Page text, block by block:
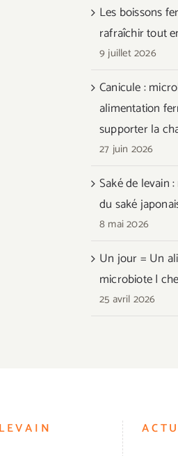
Les boissons
rafraîchir tout
9 juillet 2026
Canicule :
alimentation
supporter la
27 juin 2026
Saké de levain
du saké
8 mai 2026
Un jour = Un
microbiote |
25 avril 2026